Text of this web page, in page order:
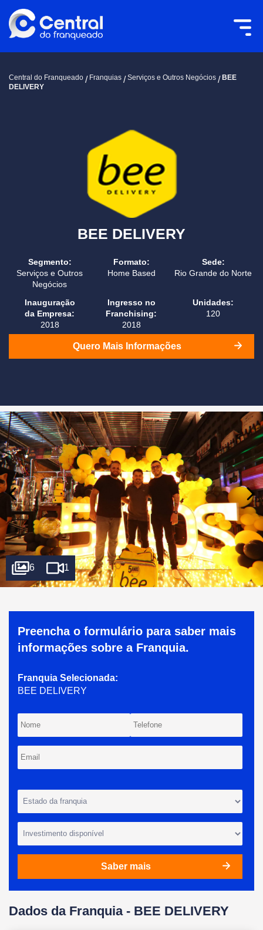
Central do Franqueado Franquias Serviços e Outros Negócios
BEE
DELIVERY
BEE DELIVERY
Segmento:
Serviços e Outros
Negócios
Formato:
Home Based
Sede:
Rio Grande do Norte
Inauguração
da Empresa:
2018
Ingresso no
Franchising:
2018
Unidades:
120
Quero Mais Informações
6 1
Dados da Franquia - BEE DELIVERY
Preencha o formulário para saber mais
informações sobre a Franquia.
Franquia Selecionada:
BEE DELIVERY
Saber mais